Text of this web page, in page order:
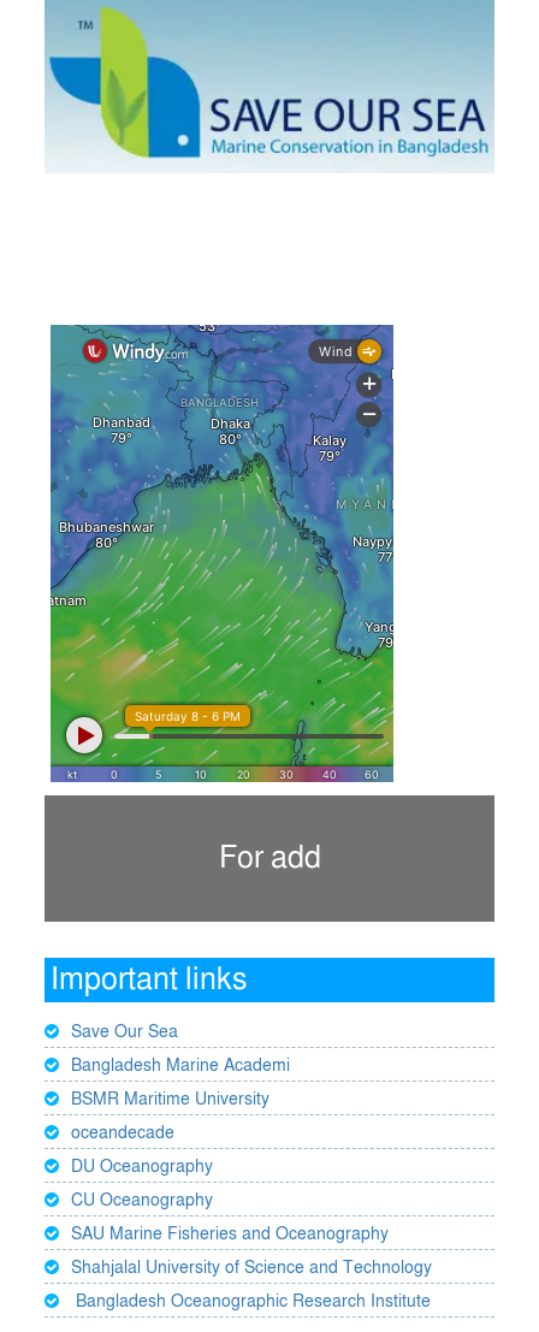
দেশের বিভিন্ন অঞ্চলে বজ্রবৃষ্টির আভাস, ঢাকার আকাশও মেঘলা
আগস্টে টানা বৃষ্টি ও বন্যার আভাস, সাগরে একাধিক লঘুচাপের
শঙ্কা
For add
Important links
Save Our Sea
Bangladesh Marine Academi
BSMR Maritime University
oceandecade
DU Oceanography
CU Oceanography
SAU Marine Fisheries and Oceanography
Shahjalal University of Science and Technology
Bangladesh Oceanographic Research Institute